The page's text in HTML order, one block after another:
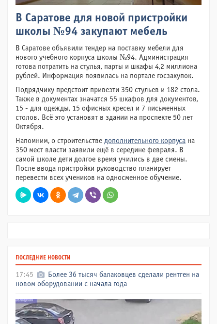
В Саратове для новой пристройки
школы №94 закупают мебель
В Саратове объявили тендер на поставку мебели для
нового учебного корпуса школы №94. Администрация
готова потратить на стулья, парты и шкафы 4,2 миллиона
рублей. Информация появилась на портале госзакупок.
Подрядчику предстоит привезти 350 стульев и 182 стола.
Также в документах значатся 55 шкафов для документов,
15 - для одежды, 15 офисных кресел и 7 письменных
столов. Всё это установят в здании на проспекте 50 лет
Октября.
Напомним, о строительстве дополнительного корпуса на
350 мест власти заявили ещё в середине февраля. В
самой школе дети долгое время учились в две смены.
После ввода пристройки руководство планирует
перевести всех учеников на односменное обучение.
ПОСЛЕДНИЕ НОВОСТИ
17:45
Более 36 тысяч балаковцев сделали рентген на
новом оборудовании с начала года